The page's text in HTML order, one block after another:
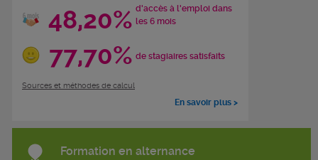
48,20% d'accès à l'emploi dans
les 6 mois
77,70% de stagiaires satisfaits
Sources et méthodes de calcul
En savoir plus >
Formation en alternance